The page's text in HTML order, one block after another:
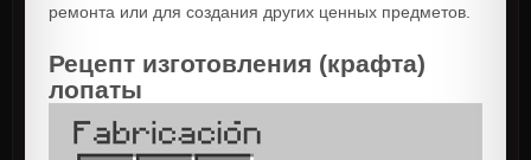
ремонта или для создания других ценных предметов.
Рецепт изготовления (крафта)
лопаты